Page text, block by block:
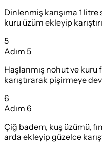
Dinlenmiş karışıma 1
kuru üzüm ekleyip
5
Adım 5
Haşlanmış nohut ve kuru
karıştırarak pişirmeye
6
Adım 6
Çiğ badem, kuş üzümü,
arda ekleyip güzelce